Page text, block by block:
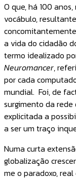
O que, há 100
vocábulo,
a vida do cidadão
termo idealizado
Neuromancer,
por cada
mundial. Foi, de
surgimento da
explicitada a
a ser um traço
Numa curta
globalização
me o paradoxo,